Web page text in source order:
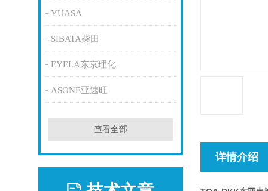
YUASA
SIBATA柴田
EYELA东京理化
ASONE亚速旺
查看全部
详情介绍